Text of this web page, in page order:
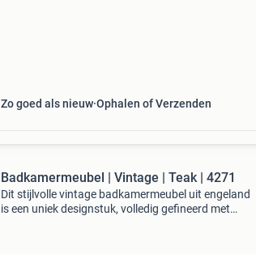
Zo goed als nieuw Ophalen of Verzenden
Badkamermeubel | Vintage | Teak | 4271
Dit stijlvolle vintage badkamermeubel uit engeland
is een uniek designstuk, volledig gefineerd met